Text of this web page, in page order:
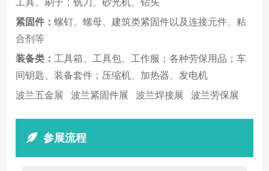
紧固件：螺钉、螺母、建筑类紧固件以及连接元件、粘
合剂等
装备类： 工具箱、工具包、工作服；各种劳保用品；车
间钥匙、装备套件；压缩机、加热器、发电机
波兰五金展 波兰紧固件展 波兰焊接展 波兰劳保展
参展流程